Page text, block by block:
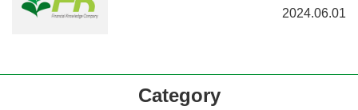
2024.06.01
Category